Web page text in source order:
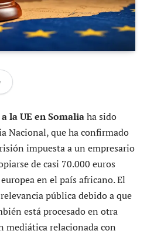
la UE en Somaliaha sido
Nacional, que ha confirmado
impuesta a un empresario
de casi 70.000 euros
en el país africano. El
pública debido a que
está procesado en otra
mediática relacionada con